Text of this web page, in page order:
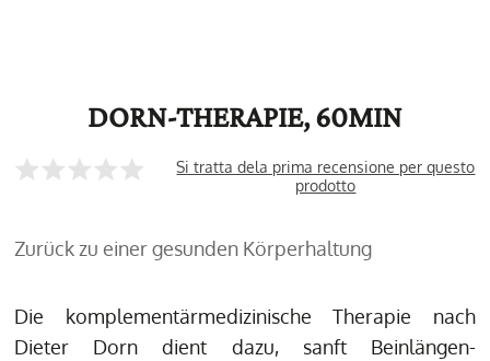
DORN-THERAPIE, 60MIN
Si tratta dela prima recensione per questo
prodotto
Zurück zu einer gesunden Körperhaltung
Die komplementärmedizinische Therapie nach
Dieter Dorn dient dazu, sanft Beinlängen-